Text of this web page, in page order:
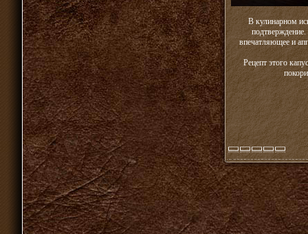
В кулинарном
впечатляющее и
Рецепт этого